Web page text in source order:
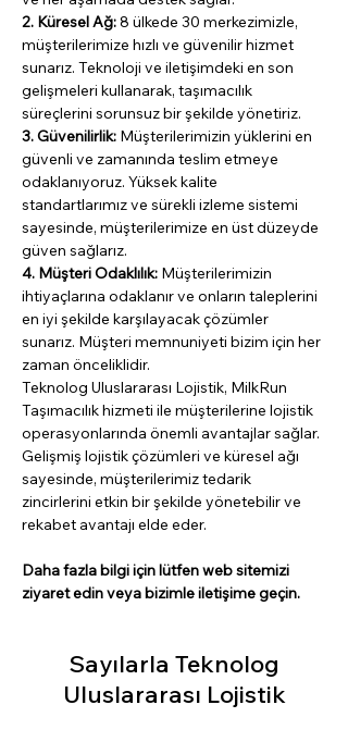
2. Küresel Ağ: 8 ülkede 30 merkezimizle,
müşterilerimize hızlı ve güvenilir hizmet
sunarız. Teknoloji ve iletişimdeki en son
gelişmeleri kullanarak, taşımacılık
süreçlerini sorunsuz bir şekilde yönetiriz.
3. Güvenilirlik: Müşterilerimizin yüklerini en
güvenli ve zamanında teslim etmeye
odaklanıyoruz. Yüksek kalite
standartlarımız ve sürekli izleme sistemi
sayesinde, müşterilerimize en üst düzeyde
güven sağlarız.
4. Müşteri Odaklılık: Müşterilerimizin
ihtiyaçlarına odaklanır ve onların taleplerini
en iyi şekilde karşılayacak çözümler
sunarız. Müşteri memnuniyeti bizim için her
zaman önceliklidir.
Teknolog Uluslararası Lojistik, MilkRun
Taşımacılık hizmeti ile müşterilerine lojistik
operasyonlarında önemli avantajlar sağlar.
Gelişmiş lojistik çözümleri ve küresel ağı
sayesinde, müşterilerimiz tedarik
zincirlerini etkin bir şekilde yönetebilir ve
rekabet avantajı elde eder.
Daha fazla bilgi için lütfen web sitemizi
ziyaret edin veya bizimle iletişime geçin.
Sayılarla Teknolog
Uluslararası Lojistik